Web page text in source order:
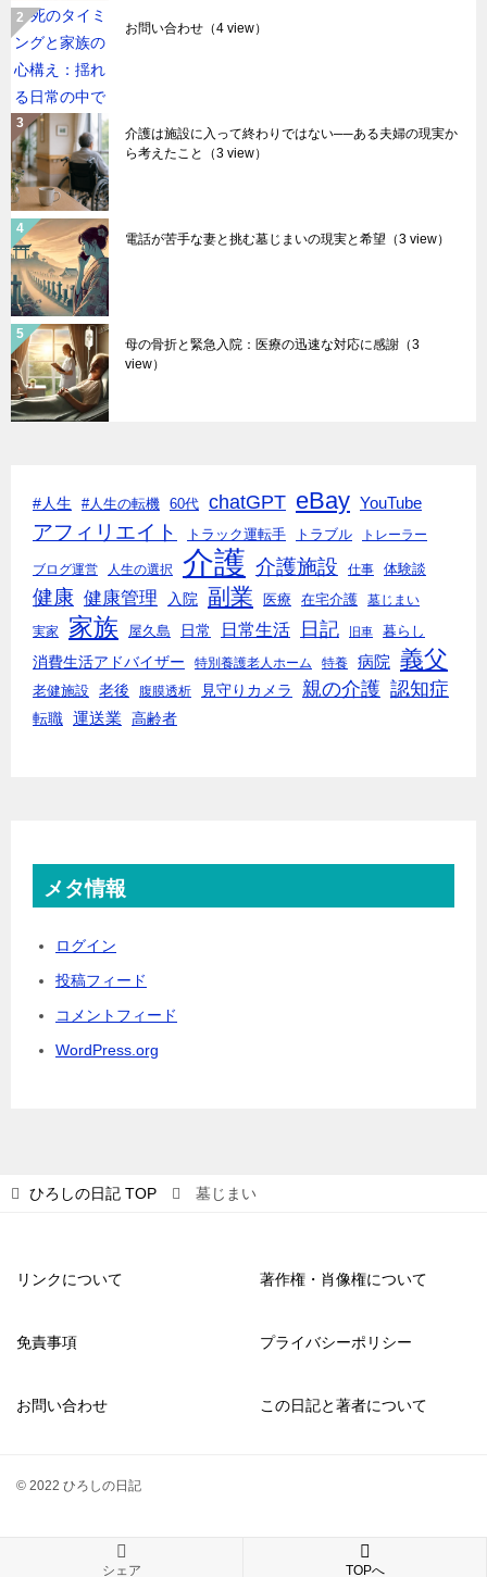
お問い合わせ （4 view）
介護は施設に入って終わりではない──ある夫婦の現実か
ら考えたこと
（3 view）
電話が苦手な妻と挑む墓じまいの現実と希望 （3 view）
母の骨折と緊急入院：医療の迅速な対応に感謝 （3
view）
#人生 #人生の転機 60代 chatGPT eBay YouTube
アフィリエイト トラック運転手 トラブル トレーラー
ブログ運営 人生の選択 介護 介護施設 仕事 体験談
健康 健康管理 入院 副業 医療 在宅介護 墓じまい
実家 家族 屋久島 日常 日常生活 日記 旧車 暮らし
消費生活アドバイザー 特別養護老人ホーム 特養 病院 義父
老健施設 老後 腹膜透析 見守りカメラ 親の介護 認知症
転職 運送業 高齢者
メタ情報
ログイン
投稿フィード
コメントフィード
WordPress.org
ひろしの日記 TOP 墓じまい
リンクについて 著作権・肖像権について
免責事項 プライバシーポリシー
お問い合わせ この日記と著者について
© 2022 ひろしの日記
シェア TOPへ